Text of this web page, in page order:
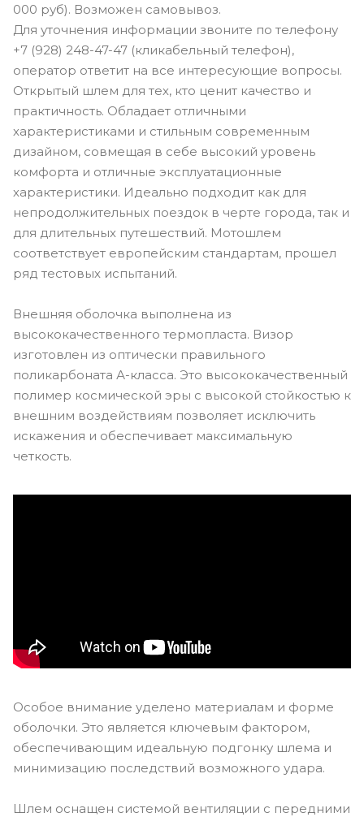
000 руб). Возможен самовывоз.
Для уточнения информации звоните по телефону
+7 (928) 248-47-47 (кликабельный телефон),
оператор ответит на все интересующие вопросы.
Открытый шлем для тех, кто ценит качество и
практичность. Обладает отличными
характеристиками и стильным современным
дизайном, совмещая в себе высокий уровень
комфорта и отличные эксплуатационные
характеристики. Идеально подходит как для
непродолжительных поездок в черте города, так и
для длительных путешествий. Мотошлем
соответствует европейским стандартам, прошел
ряд тестовых испытаний.
Внешняя оболочка выполнена из
высококачественного термопласта. Визор
изготовлен из оптически правильного
поликарбоната А-класса. Это высококачественный
полимер космической эры с высокой стойкостью к
внешним воздействиям позволяет исключить
искажения и обеспечивает максимальную
четкость.
Особое внимание уделено материалам и форме
оболочки. Это является ключевым фактором,
обеспечивающим идеальную подгонку шлема и
минимизацию последствий возможного удара.
Шлем оснащен системой вентиляции с передними